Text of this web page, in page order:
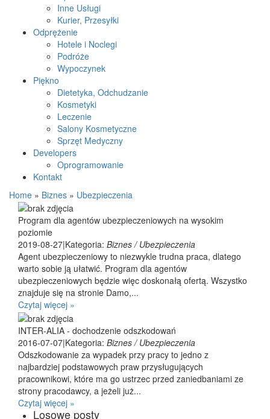
Inne Usługi
Kurier, Przesyłki
Odprężenie
Hotele i Noclegi
Podróże
Wypoczynek
Piękno
Dietetyka, Odchudzanie
Kosmetyki
Leczenie
Salony Kosmetyczne
Sprzęt Medyczny
Developers
Oprogramowanie
Kontakt
Home » Biznes » Ubezpieczenia
Program dla agentów ubezpieczeniowych na wysokim
poziomie
2019-08-27|Kategoria: Biznes / Ubezpieczenia
Agent ubezpieczeniowy to niezwykle trudna praca, dlatego
warto sobie ją ułatwić. Program dla agentów
ubezpieczeniowych będzie więc doskonałą ofertą. Wszystko
znajduje się na stronie Damo,...
Czytaj więcej »
INTER-ALIA - dochodzenie odszkodowań
2016-07-07|Kategoria: Biznes / Ubezpieczenia
Odszkodowanie za wypadek przy pracy to jedno z
najbardziej podstawowych praw przysługujących
pracownikowi, które ma go ustrzec przed zaniedbaniami ze
strony pracodawcy, a jeżeli już...
Czytaj więcej »
Losowe posty